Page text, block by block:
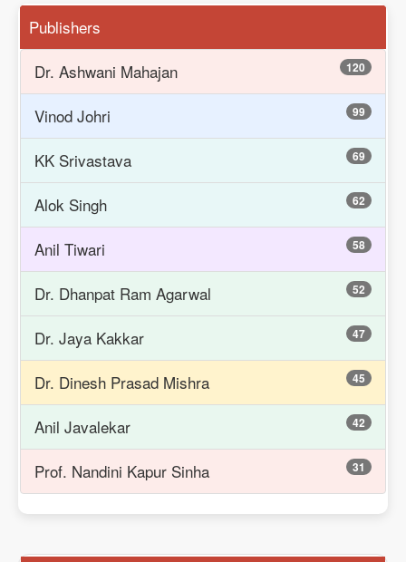
Publishers
Dr. Ashwani Mahajan
120
Vinod Johri 99
KK Srivastava 69
Alok Singh 62
Anil Tiwari 58
Dr. Dhanpat Ram Agarwal 52
Dr. Jaya Kakkar 47
Dr. Dinesh Prasad Mishra 45
Anil Javalekar 42
Prof. Nandini Kapur Sinha 31